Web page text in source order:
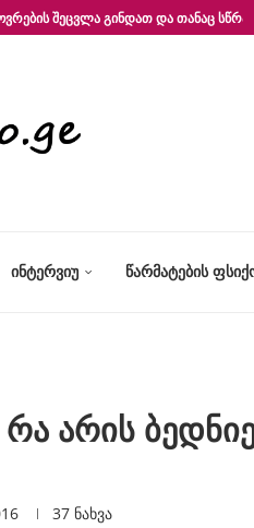
ᲨᲔᲪᲕᲚᲐ ᲒᲘᲜᲓᲐᲗ ᲓᲐ ᲗᲐᲜᲐᲪ
ᲘᲜᲢᲔᲠᲕᲘᲣ ᲬᲐᲠᲛᲐᲢᲔᲑᲘᲡ
არის
37 ნახვა